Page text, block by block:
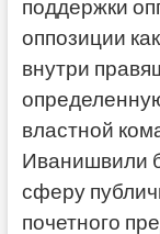
поддержки
оппозиции
внутри
властной
Иванишвили
сферу
почетного